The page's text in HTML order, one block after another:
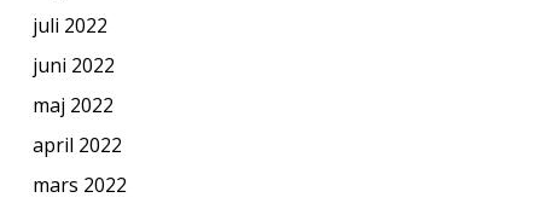
juli 2022
juni 2022
maj 2022
april 2022
mars 2022